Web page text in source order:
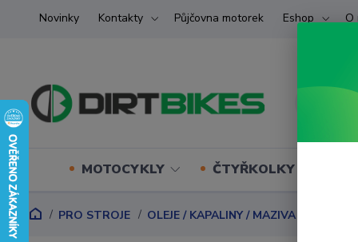
Novinky Kontakty Půjčovna motorek Eshop O
MOTOCYKLY ČTYŘKOLKY (ATV)
PRO STROJE OLEJE / KAPALINY / MAZIVA